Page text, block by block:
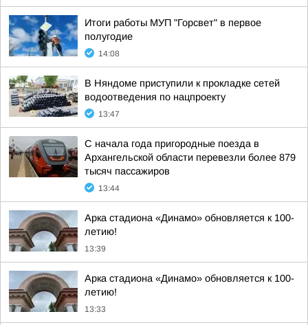
Итоги работы МУП "Горсвет" в первое
полугодие
14:08
В Няндоме приступили к прокладке сетей
водоотведения по нацпроекту
13:47
С начала года пригородные поезда в
Архангельской области перевезли более 879
тысяч пассажиров
13:44
Арка стадиона «Динамо» обновляется к 100-
летию!
13:39
Арка стадиона «Динамо» обновляется к 100-
летию!
13:33